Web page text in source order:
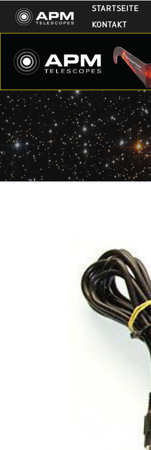
STARTSEITE
KONTAKT